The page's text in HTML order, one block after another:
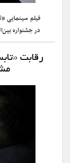
فیلم سینمایی
در جشنواره
رقابت